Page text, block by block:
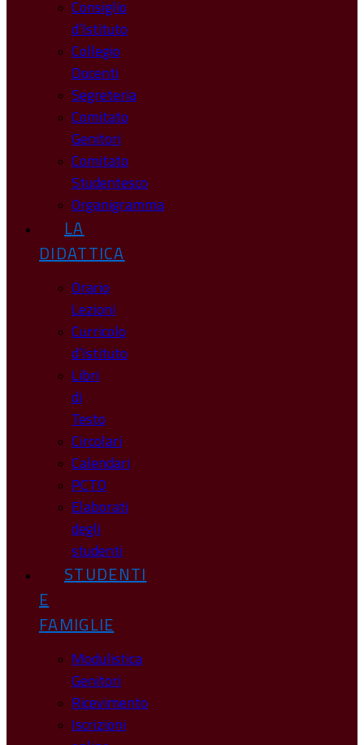
Consiglio
d’Istituto
Collegio
Docenti
Segreteria
Comitato
Genitori
Comitato
Studentesco
Organigramma
LA
DIDATTICA
Orario
Lezioni
Curricolo
d’Istituto
Libri
di
Testo
Circolari
Calendari
PCTO
Elaborati
degli
studenti
STUDENTI
E
FAMIGLIE
Modulistica
Genitori
Ricevimento
Iscrizioni